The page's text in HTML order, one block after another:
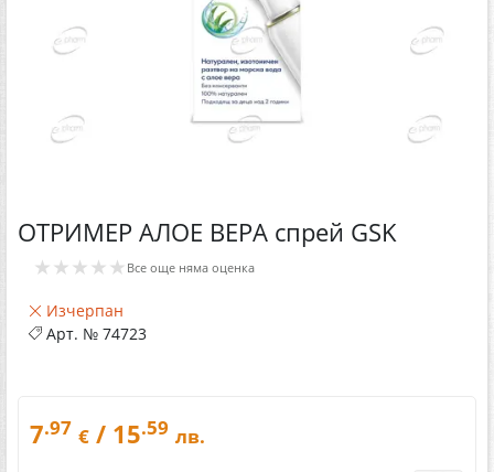
ОТРИМЕР АЛОЕ ВЕРА спрей GSK
★★★★★ Все още няма оценка
Изчерпан
Арт. № 74723
7.97 € / 15.59 лв.